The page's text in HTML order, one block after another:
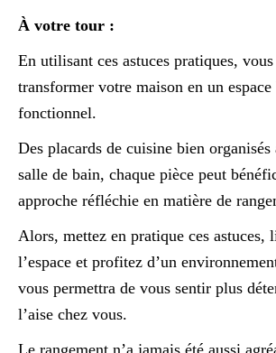
À votre tour :
En utilisant ces astuces pratiques,
transformer votre maison en un
fonctionnel.
Des placards de cuisine bien
salle de bain, chaque pièce peut
approche réfléchie en matière de
Alors, mettez en pratique ces astuces,
l’espace et profitez d’un
vous permettra de vous sentir plus
l’aise chez vous.
Le rangement n’a jamais été aussi